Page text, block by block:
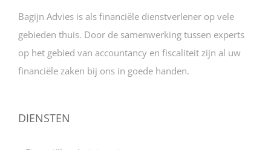
Bagijn Advies is als financiële dienstverlener op vele
gebieden thuis. Door de samenwerking tussen experts
op het gebied van accountancy en fiscaliteit zijn al uw
financiële zaken bij ons in goede handen.
DIENSTEN